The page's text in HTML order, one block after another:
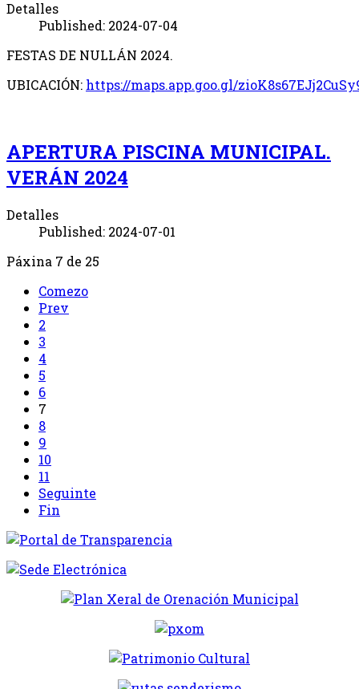
Detalles
Published: 2024-07-04
FESTAS DE NULLÁN 2024.
UBICACIÓN: https://maps.app.goo.gl/
APERTURA PISCINA MUNICIPAL.
VERÁN 2024
Detalles
Published: 2024-07-01
Páxina 7 de 25
Comezo
Prev
2
3
4
5
6
7
8
9
10
11
Seguinte
Fin